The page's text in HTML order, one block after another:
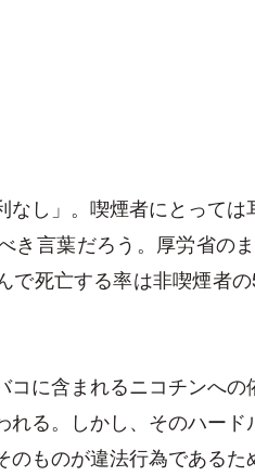
なし」。喫煙者にとって
き言葉だろう。厚労省の
で死亡する率は非喫煙者
コに含まれるニコチンへ
る。しかし、そのハード
のものが違法行為である